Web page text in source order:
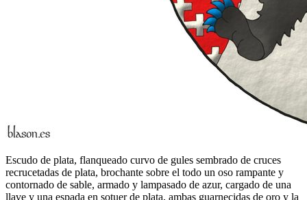
Escudo de plata, flanqueado curvo de gules sembrado de cruces
recrucetadas de plata, brochante sobre el todo un oso rampante y
contornado de sable, armado y lampasado de azur, cargado de una
llave y una espada en sotuer de plata, ambas guarnecidas de oro y la